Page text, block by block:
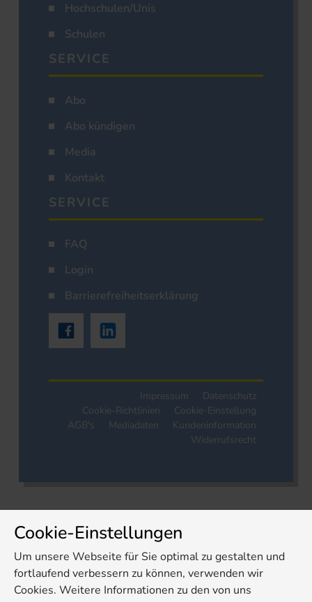
Hochschulen/Unis
Schulen
SERVICE
Abo
Abo kündigen
Media
Kontakt
SERVICE
FAQ
Login
Barrierefreiheitserklärung
Impressum
Datenschutz
Cookie-Richtlinien
Cookie-Einstellung
AGB's
Mediadaten
Kundeninformation
Widerrufsrecht
Cookie-Einstellungen
Um unsere Webseite für Sie optimal zu gestalten und
fortlaufend verbessern zu können, verwenden wir
Cookies. Weitere Informationen zu den von uns